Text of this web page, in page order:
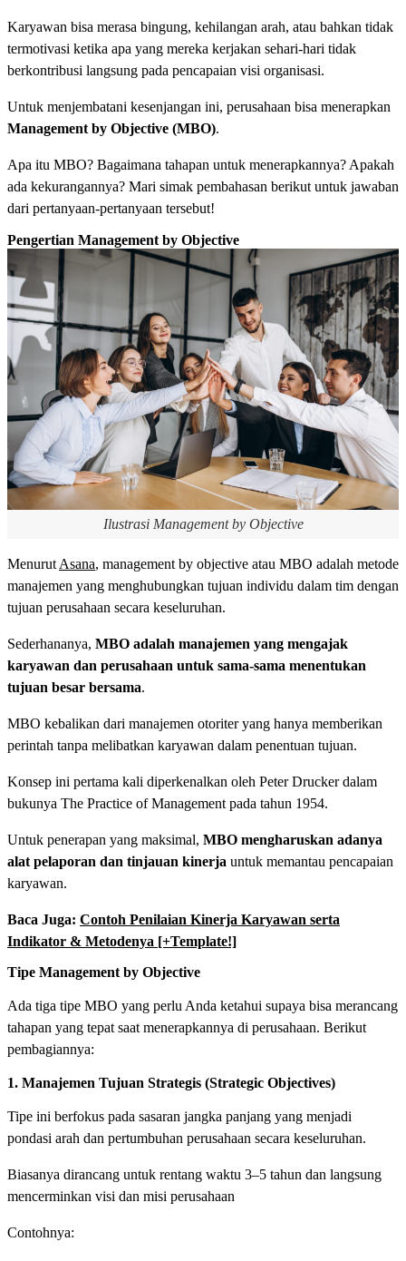
Karyawan bisa merasa bingung, kehilangan arah, atau bahkan tidak
termotivasi ketika apa yang mereka kerjakan sehari-hari tidak
berkontribusi langsung pada pencapaian visi organisasi.
Untuk menjembatani kesenjangan ini, perusahaan bisa menerapkan
Management by Objective (MBO).
Apa itu MBO? Bagaimana tahapan untuk menerapkannya? Apakah
ada kekurangannya? Mari simak pembahasan berikut untuk jawaban
dari pertanyaan-pertanyaan tersebut!
Pengertian Management by Objective
Ilustrasi Management by Objective
Menurut Asana, management by objective atau MBO adalah metode
manajemen yang menghubungkan tujuan individu dalam tim dengan
tujuan perusahaan secara keseluruhan.
Sederhananya, MBO adalah manajemen yang mengajak
karyawan dan perusahaan untuk sama-sama menentukan
tujuan besar bersama.
MBO kebalikan dari manajemen otoriter yang hanya memberikan
perintah tanpa melibatkan karyawan dalam penentuan tujuan.
Konsep ini pertama kali diperkenalkan oleh Peter Drucker dalam
bukunya The Practice of Management pada tahun 1954.
Untuk penerapan yang maksimal, MBO mengharuskan adanya
alat pelaporan dan tinjauan kinerja untuk memantau pencapaian
karyawan.
Baca Juga: Contoh Penilaian Kinerja Karyawan serta
Indikator & Metodenya [+Template!]
Tipe Management by Objective
Ada tiga tipe MBO yang perlu Anda ketahui supaya bisa merancang
tahapan yang tepat saat menerapkannya di perusahaan. Berikut
pembagiannya:
1. Manajemen Tujuan Strategis (Strategic Objectives)
Tipe ini berfokus pada sasaran jangka panjang yang menjadi
pondasi arah dan pertumbuhan perusahaan secara keseluruhan.
Biasanya dirancang untuk rentang waktu 3–5 tahun dan langsung
mencerminkan visi dan misi perusahaan
Contohnya: